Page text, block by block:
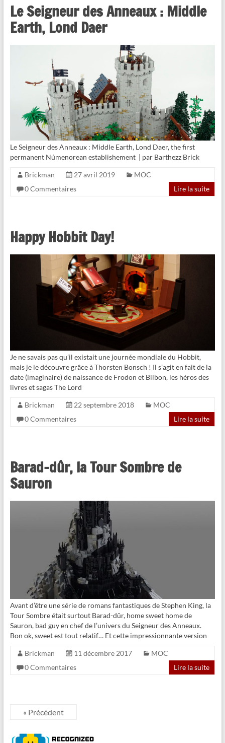
Le Seigneur des Anneaux : Middle
Earth, Lond Daer
Le Seigneur des Anneaux : Middle Earth, Lond Daer, the first
permanent Númenorean establishement | par Barthezz Brick
Brickman 27 avril 2019
MOC
0 Commentaires
Lire la suite
Happy Hobbit Day!
Je ne savais pas qu’il existait une journée mondiale du Hobbit,
mais je le découvre grâce à Thorsten Bonsch ! Il s’agit en fait de la
date (imaginaire) de naissance de Frodon et Bilbon, les héros des
livres et sagas The Lord
Brickman 22 septembre 2018
MOC
0 Commentaires
Lire la suite
Barad-dûr, la Tour Sombre de
Sauron
Avant d’être une série de romans fantastiques de Stephen King, la
Tour Sombre était surtout Barad-dûr, home sweet home de
Sauron, bad guy en chef de l’univers du Seigneur des Anneaux.
Bon ok, sweet est tout relatif… Et cette impressionnante version
Brickman 11 décembre 2017
MOC
0 Commentaires
Lire la suite
« Précédent